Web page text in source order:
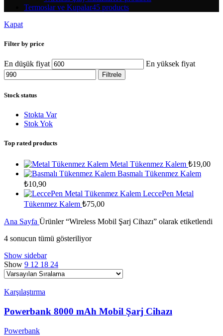
Termoslar ve Kupalar45 products
Kapat
Filter by price
En düşük fiyat En yüksek fiyat
Filtrele
Stock status
Stokta Var
Stok Yok
Top rated products
Metal Tükenmez Kalem ₺19,00
Basmalı Tükenmez Kalem
₺10,90
LeccePen Metal
Tükenmez Kalem ₺75,00
Ana Sayfa Ürünler “Wireless Mobil Şarj Cihazı” olarak etiketlendi
4 sonucun tümü gösteriliyor
Show sidebar
Show 9 12 18 24
Karşılaştırma
Powerbank 8000 mAh Mobil Şarj Cihazı
Powerbank